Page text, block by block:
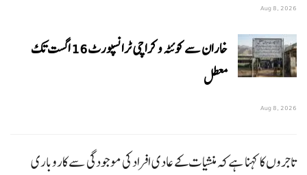
Aug 8, 2026
خاران سے کوئٹہ و کراچی ٹرانسپورٹ 16 اگست تک
معطل
Aug 8, 2026
تاجروں کا کہنا ہے کہ منشیات کے عادی افراد کی موجودگی سے کاروباری